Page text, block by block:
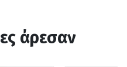
άρεσαν